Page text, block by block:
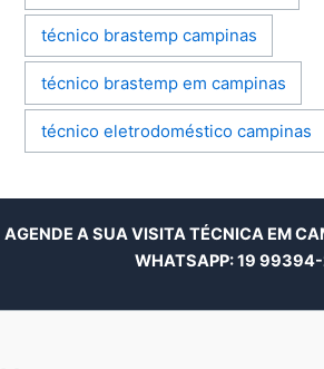
técnico brastemp campinas
técnico brastemp em campinas
técnico eletrodoméstico campinas
AGENDE A SUA VISITA TÉCNICA EM
WHATSAPP:19